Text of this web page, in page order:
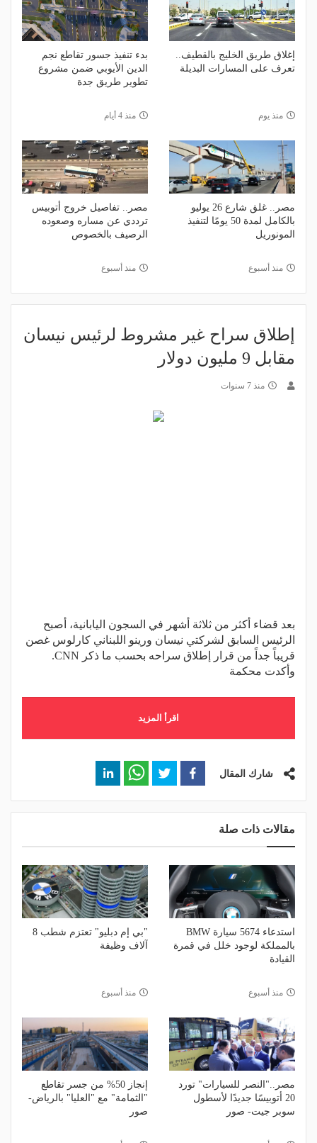
إغلاق طريق الخليج بالقطيف..
تعرف على المسارات البديلة
منذ يوم
بدء تنفيذ جسور تقاطع نجم
الدين الأيوبي ضمن مشروع
تطوير طريق جدة
منذ 4 أيام
مصر.. غلق شارع 26 يوليو
بالكامل لمدة 50 يومًا لتنفيذ
المونوريل
منذ أسبوع
مصر.. تفاصيل خروج أتوبيس
ترددي عن مساره وصعوده
الرصيف بالخصوص
منذ أسبوع
إطلاق سراح غير مشروط لرئيس نيسان
مقابل 9 مليون دولار
منذ 7 سنوات
بعد قضاء أكثر من ثلاثة أشهر في السجون اليابانية، أصبح
الرئيس السابق لشركتي نيسان ورينو اللبناني كارلوس غصن
قريباً جداً من قرار إطلاق سراحه بحسب ما ذكر CNN.
وأكدت محكمة
اقرأ المزيد
شارك المقال
مقالات ذات صلة
استدعاء 5674 سيارة BMW
بالمملكة لوجود خلل في قمرة
القيادة
منذ أسبوع
"بي إم دبليو" تعتزم شطب 8
آلاف وظيفة
منذ أسبوع
مصر.."النصر للسيارات" تورد
20 أتوبيسًا جديدًا لأسطول
سوبر جيت- صور
إنجاز 50% من جسر تقاطع
"الثمامة" مع "العليا" بالرياض-
صور